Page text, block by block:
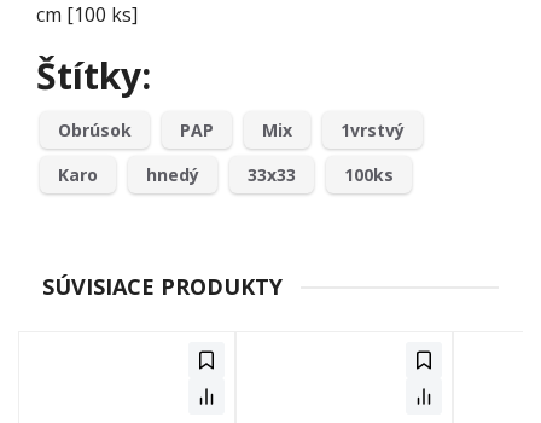
cm [100 ks]
Štítky:
Obrúsok PAP Mix
1vrstvý
Karo
hnedý 33x33 100ks
SÚVISIACE PRODUKTY